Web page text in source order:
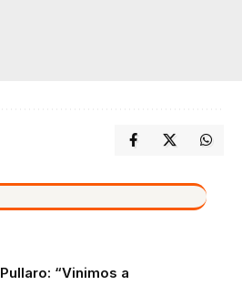
Pullaro: “Vinimos a